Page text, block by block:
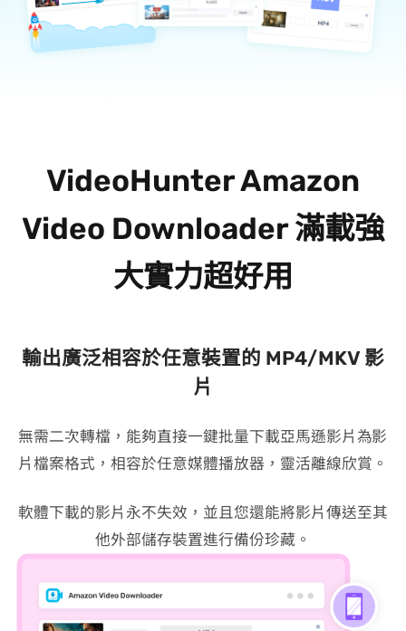
VideoHunter Amazon
Video Downloader 滿載強
大實力超好用
輸出廣泛相容於任意裝置的 MP4/MKV 影
片
無需二次轉檔，VideoHunter Amazon Video Downloader 能夠直接一鍵批量下載亞馬遜影片為 MP4/MKV/MOV 影
片檔案格式，相容於任意媒體播放器，靈活離線欣賞。
軟體下載的影片永不失效，並且您還能將影片傳送至其
他外部儲存裝置進行備份珍藏。